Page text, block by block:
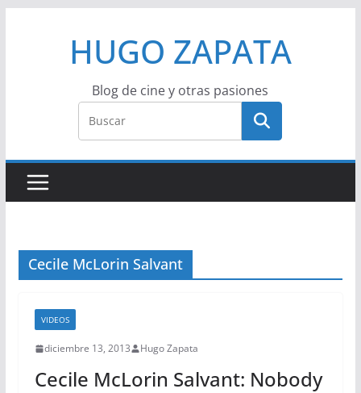
HUGO ZAPATA
Blog de cine y otras pasiones
Cecile McLorin Salvant
VIDEOS
diciembre 13, 2013 Hugo Zapata
Cecile McLorin Salvant: Nobody